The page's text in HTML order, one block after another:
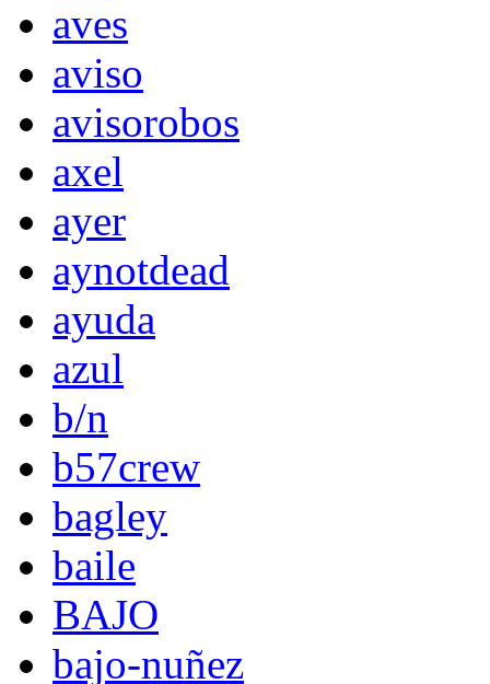
aves
aviso
avisorobos
axel
ayer
aynotdead
ayuda
azul
b/n
b57crew
bagley
baile
BAJO
bajo-nuñez